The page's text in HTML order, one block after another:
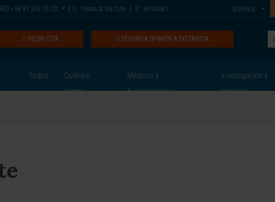
+34 91 353 19 20 TRABAJE EN CUN INTRANET ESPAÑOL
SEGUNDA OPINIÓN A DISTANCIA
PEDIR CITA
Sedes
Quiénes
somos
Médicos y
Especialidades
Investigación y
ensayos